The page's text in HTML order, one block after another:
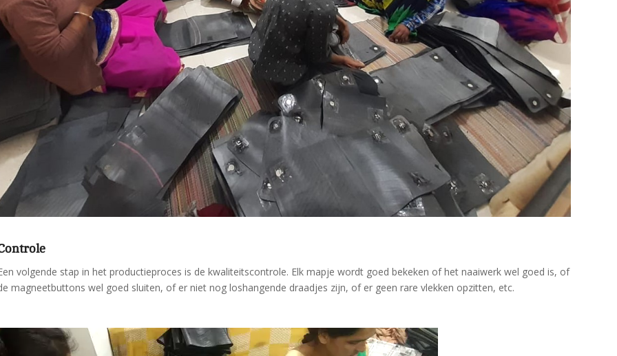
volgende stap in het productieproces is de kwaliteitscontrole. Elk mapje wordt goed bekeken of het naaiwerk wel goed is, of
magneetbuttons wel goed sluiten, of er niet nog loshangende draadjes zijn, of er geen rare vlekken opzitten, etc.